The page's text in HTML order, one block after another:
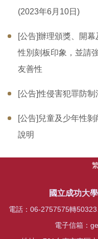
(2023年6月10日)
[公告]辦理頒獎、開
性別刻板印象，並請
友善性
[公告]性侵害犯罪防
[公告]兒童及少年性
說明
國立成功大
電話：06-2757575轉
電子信箱：